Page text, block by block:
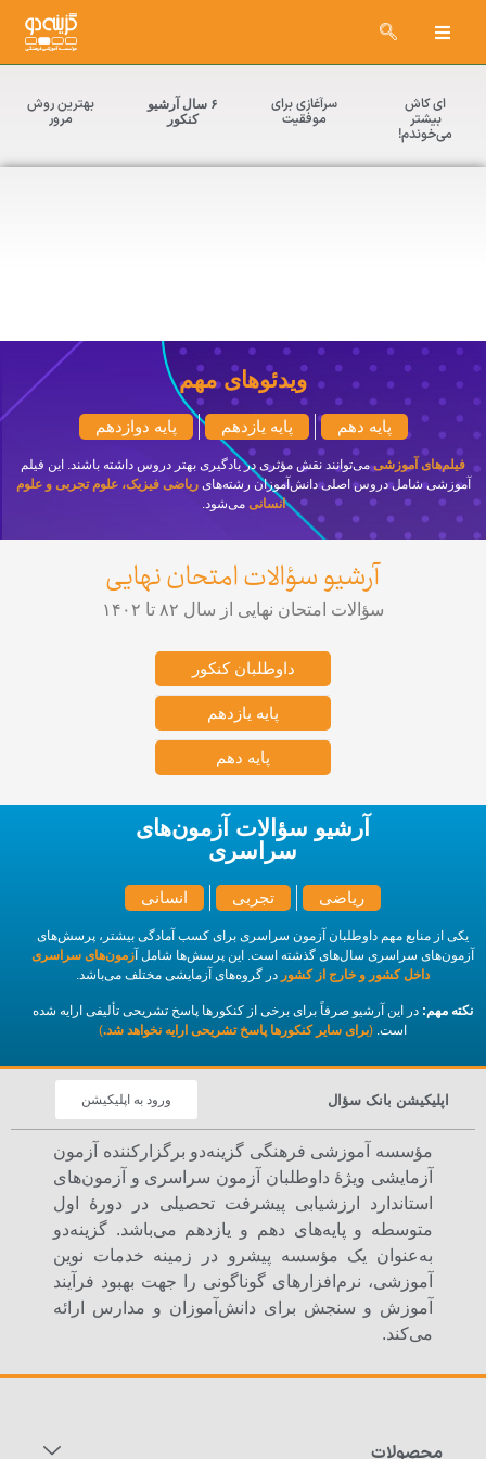
ای کاش
بیشتر
می‌خوندم!
سرآغازی برای
موفقیت
۶ سال آرشیو
کنکور
بهترین روش
مرور
ارزشیابی تشریحی
ویژه تمام داوطلبان آزمون سراسری و دانش‌آموزان دوره‌های اول و
دوم متوسطه
ویدئوهای مهم
پایه دهم پایه یازدهم پایه دوازدهم
فیلم‌های آموزشیمی‌توانند نقش مؤثری در یادگیری بهتر دروس داشته باشند. این فیلم
آموزشی شامل دروس اصلی دانش‌آموزان رشته‌هایریاضی فیزیک، علوم تجربی و علوم
انسانی می‌شود.
آرشیو سؤالات امتحان نهایی
سؤالات امتحان نهایی از سال ۸۲ تا ۱۴۰۲
داوطلبان کنکور
پایه یازدهم
پایه دهم
آرشیو سؤالات آزمون‌های
سراسری
ریاضی تجربی انسانی
یکی از منابع مهم داوطلبان آزمون سراسری برای کسب آمادگی بیشتر، پرسش‌های
آزمون‌های سراسری سال‌های گذشته است. این پرسش‌ها شامل آزمون‌های سراسری
داخل کشور و خارج از کشور در گروه‌های آزمایشی مختلف می‌باشد.
نکته مهم: در این آرشیو صرفاً برای برخی از کنکورها پاسخ تشریحی تألیفی ارایه شده
است.(برای سایر کنکورها پاسخ تشریحی ارایه نخواهد شد.)
اپلیکیشن بانک سؤال ورود به اپلیکیشن
مؤسسه آموزشی فرهنگی گزینه‌دو برگزارکننده آزمون
آزمایشی ویژۀ داوطلبان آزمون سراسری و آزمون‌های
استاندارد ارزشیابی پیشرفت تحصیلی در دورۀ اول
متوسطه و پایه‌های دهم و یازدهم می‌باشد. گزینه‌دو
به‌عنوان یک مؤسسه پیشرو در زمینه خدمات نوین
آموزشی، نرم‌افزارهای گوناگونی را جهت بهبود فرآیند
آموزش و سنجش برای دانش‌آموزان و مدارس ارائه
می‌کند.
محصولات